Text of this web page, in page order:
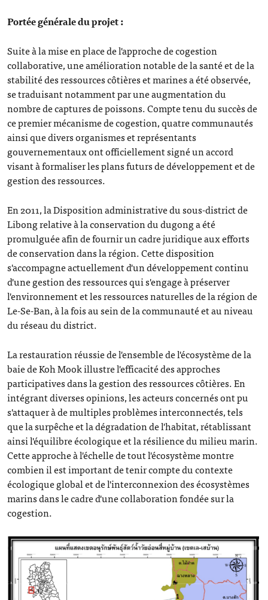
Portée générale du projet :
Suite à la mise en place de l'approche de cogestion
collaborative, une amélioration notable de la santé et de la
stabilité des ressources côtières et marines a été observée,
se traduisant notamment par une augmentation du
nombre de captures de poissons. Compte tenu du succès de
ce premier mécanisme de cogestion, quatre communautés
ainsi que divers organismes et représentants
gouvernementaux ont officiellement signé un accord
visant à formaliser les plans futurs de développement et de
gestion des ressources.
En 2011, la Disposition administrative du sous-district de
Libong relative à la conservation du dugong a été
promulguée afin de fournir un cadre juridique aux efforts
de conservation dans la région. Cette disposition
s'accompagne actuellement d'un développement continu
d'une gestion des ressources qui s'engage à préserver
l'environnement et les ressources naturelles de la région de
Le-Se-Ban, à la fois au sein de la communauté et au niveau
du réseau du district.
La restauration réussie de l'ensemble de l'écosystème de la
baie de Koh Mook illustre l'efficacité des approches
participatives dans la gestion des ressources côtières. En
intégrant diverses opinions, les acteurs concernés ont pu
s'attaquer à de multiples problèmes interconnectés, tels
que la surpêche et la dégradation de l'habitat, rétablissant
ainsi l'équilibre écologique et la résilience du milieu marin.
Cette approche à l'échelle de tout l'écosystème montre
combien il est important de tenir compte du contexte
écologique global et de l'interconnexion des écosystèmes
marins dans le cadre d'une collaboration fondée sur la
cogestion.